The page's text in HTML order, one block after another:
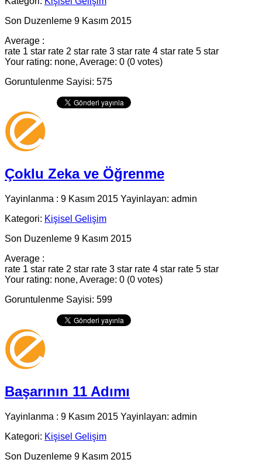
Son Duzenleme 9 Kasım 2015
Average :
rate 1 star rate 2 star rate 3 star rate 4 star rate 5 star
Your rating: none, Average: 0 (0 votes)
Goruntulenme Sayisi: 575
Çoklu Zeka ve Öğrenme
Yayinlanma : 9 Kasım 2015 Yayinlayan: admin
Kategori: Kişisel Gelişim
Son Duzenleme 9 Kasım 2015
Average :
rate 1 star rate 2 star rate 3 star rate 4 star rate 5 star
Your rating: none, Average: 0 (0 votes)
Goruntulenme Sayisi: 599
Başarının 11 Adımı
Yayinlanma : 9 Kasım 2015 Yayinlayan: admin
Kategori: Kişisel Gelişim
Son Duzenleme 9 Kasım 2015